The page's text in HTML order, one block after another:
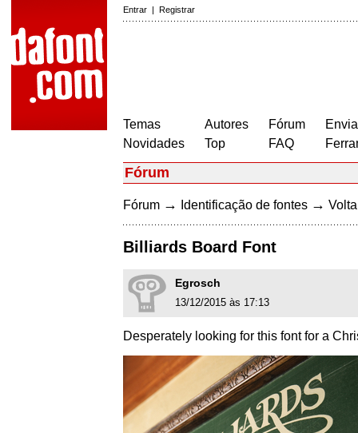
Entrar | Registrar
Temas
Novidades
Autores
Top
Fórum
FAQ
Fórum
Fórum → Identificação de fontes →
Billiards Board Font
Egrosch
13/12/2015 às 17:13
Desperately looking for this font for a